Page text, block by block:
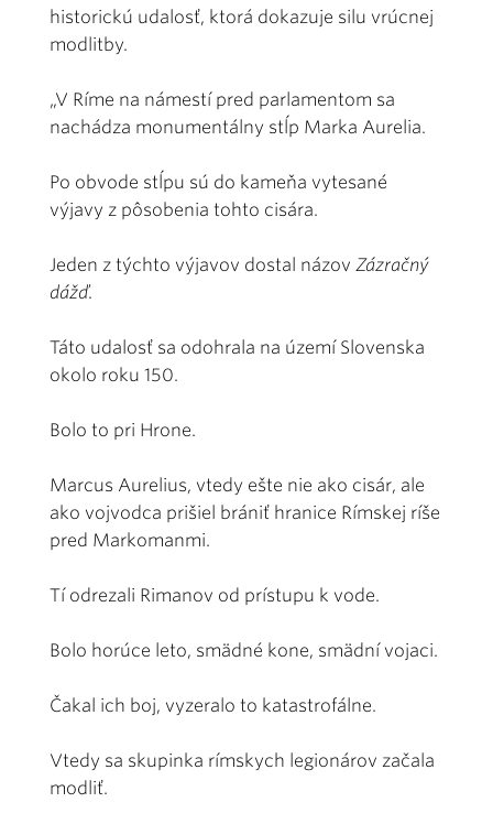
historickú udalosť, ktorá dokazuje silu vrúcnej
modlitby.
„V Ríme na námestí pred parlamentom sa
nachádza monumentálny stĺp Marka Aurelia.
Po obvode stĺpu sú do kameňa vytesané
výjavy z pôsobenia tohto cisára.
Jeden z týchto výjavov dostal názov Zázračný
dážď.
Táto udalosť sa odohrala na území Slovenska
okolo roku 150.
Bolo to pri Hrone.
Marcus Aurelius, vtedy ešte nie ako cisár, ale
ako vojvodca prišiel brániť hranice Rímskej ríše
pred Markomanmi.
Tí odrezali Rimanov od prístupu k vode.
Bolo horúce leto, smädné kone, smädní vojaci.
Čakal ich boj, vyzeralo to katastrofálne.
Vtedy sa skupinka rímskych legionárov začala
modliť.